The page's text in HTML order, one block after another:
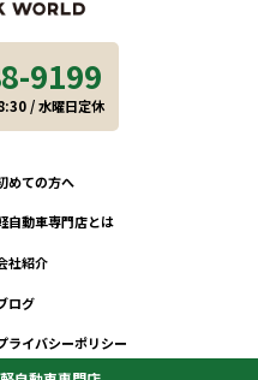
9199
/ 水曜日定休
めての方へ
自動車専門店とは
社紹介
ログ
ライバシーポリシー